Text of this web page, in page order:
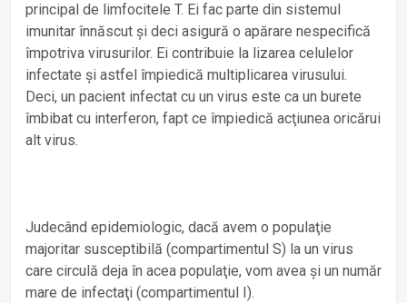
principal de limfocitele T. Ei fac parte din sistemul
imunitar înnăscut și deci asigură o apărare nespecifică
împotriva virusurilor. Ei contribuie la lizarea celulelor
infectate și astfel împiedică multiplicarea virusului.
Deci, un pacient infectat cu un virus este ca un burete
îmbibat cu interferon, fapt ce împiedică acţiunea oricărui
alt virus.
Judecând epidemiologic, dacă avem o populaţie
majoritar susceptibilă (compartimentul S) la un virus
care circulă deja în acea populaţie, vom avea și un număr
mare de infectaţi (compartimentul I).